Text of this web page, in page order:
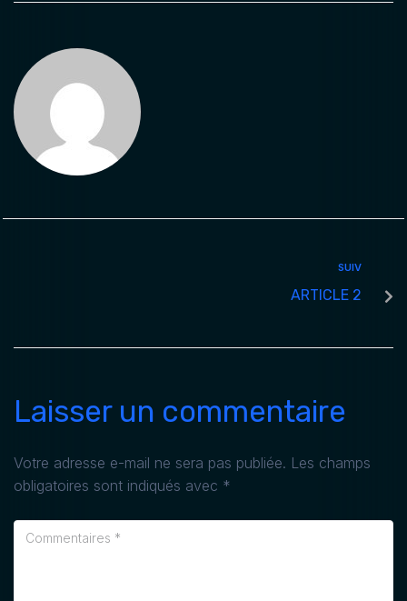
SUIV
ARTICLE 2
Laisser un commentaire
Votre adresse e-mail ne sera pas publiée. Les champs
obligatoires sont indiqués avec *